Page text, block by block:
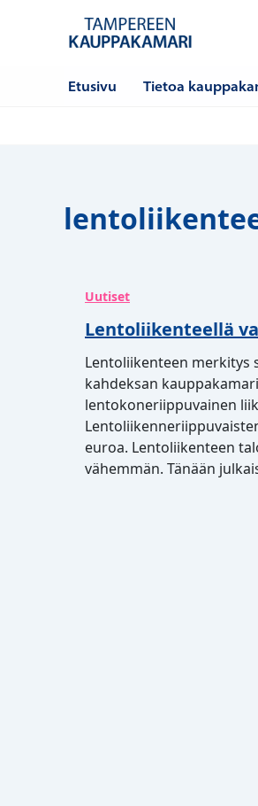
Etusivu Tietoa
Uutiset
Lentoliikenteellä
Lentoliikenteen merkitys
kahdeksan
lentokoneriippuvainen
euroa. Lentoliikenteen
vähemmän. Tänään